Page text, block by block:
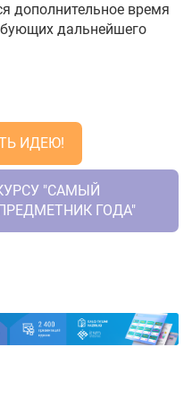
дополнительное время
дальнейшего
ИДЕЮ!
"САМЫЙ
ГОДА"